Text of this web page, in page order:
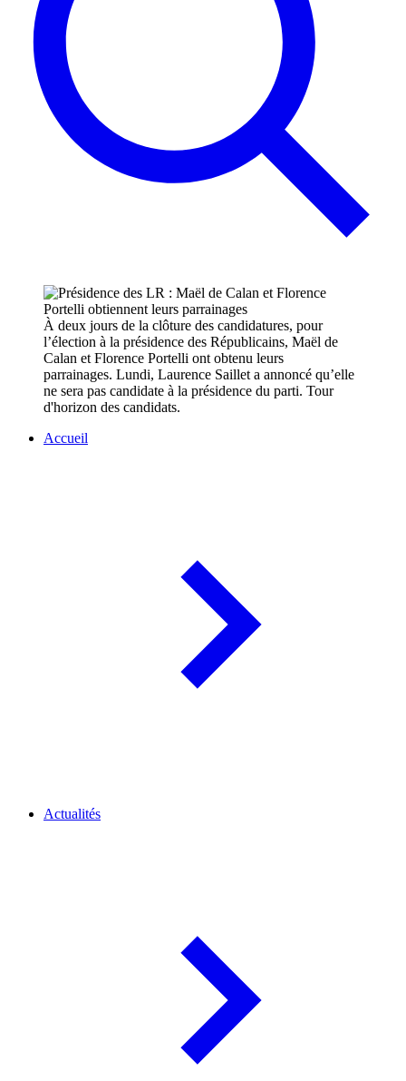
À deux jours de la clôture des candidatures, pour
l’élection à la présidence des Républicains, Maël de
Calan et Florence Portelli ont obtenu leurs
parrainages. Lundi, Laurence Saillet a annoncé qu’elle
ne sera pas candidate à la présidence du parti. Tour
d'horizon des candidats.
Accueil
Actualités